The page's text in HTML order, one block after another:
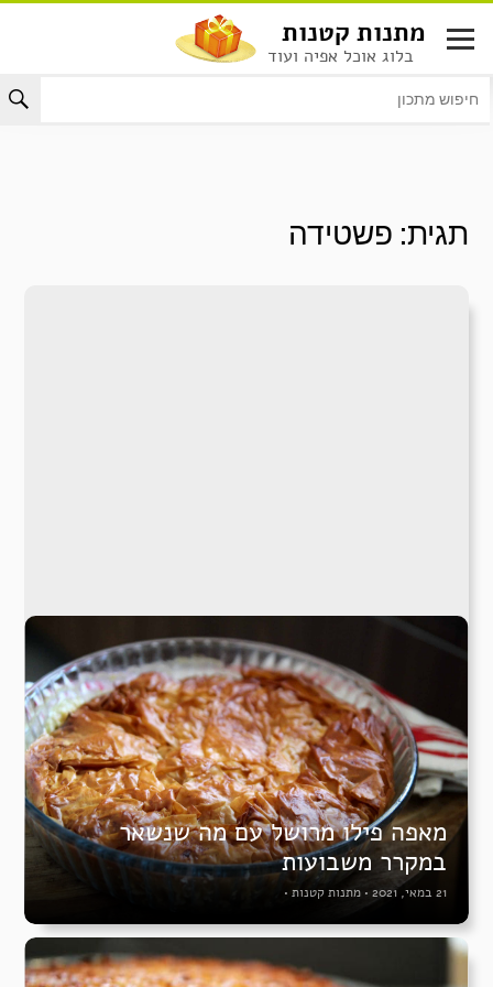
לתוכן
מתנות קטנות
בלוג אוכל אפיה ועוד
תגית: פשטידה
מאפה פילו מרושל עם מה שנשאר
במקרר משבועות
21 במאי, 2021 • מתנות קטנות •